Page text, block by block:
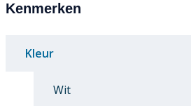
Kenmerken
Kleur
Wit